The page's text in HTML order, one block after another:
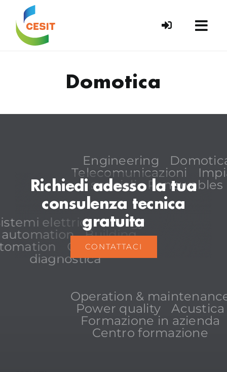
content
Domotica
Engineering
Telecomunicazioni
speciali
Renewables
elettrici
Energy
automation
Building
Commission &
diagnostica
Operation &
Power quality
Acustica
Formazione in azienda
Centro formazione
Richiedi adesso la tua
consulenza tecnica
gratuita
CONTATTACI